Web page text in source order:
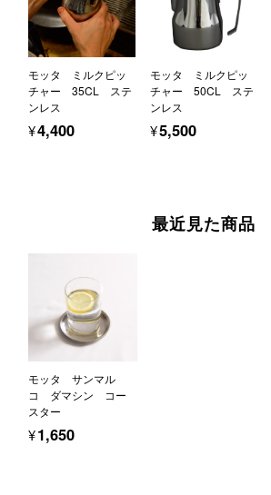
モッタ ミルクピッ
チャー 35CL ステ
ンレス
¥4,400
モッタ ミルクピッ
チャー 50CL ステ
ンレス
¥5,500
最近見た商品
モッタ サンマル
コ ダマシン コー
スター
¥1,650